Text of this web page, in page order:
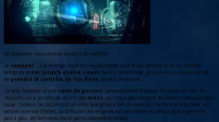
Se téléporter nous évitera souvent de marcher…
Le swapper … Cet étrange objet sur lequel repose tout le jeu permet dans un premier
temps de créer jusqu’à quatre clones de son personnage, puis dans un second temps
de prendre le contrôle de l’un d’eux, situé à proximité.
Ce sera l’occasion d’une série de puzzles, parsemés dans Théséus. Il faudra en effet les
résoudre un à un afin de réunir des orbes, qui nous permettront de franchir des voies sans
issue. Celles-ci ne s’ouvriront en effet que grâce à des consoles qui ne s’activent qu’avec un
certain nombre d’orbes. La difficulté des énigmes est peu élevée au début puis augmente
peu à peu, les dernières étant particulièrement corsées.